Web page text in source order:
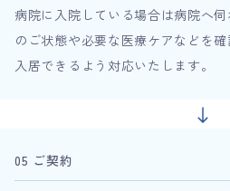
病院に入院している場合は病院へ
のご状態や必要な医療ケアなどを
入居できるよう対応いたします。
05 ご契約